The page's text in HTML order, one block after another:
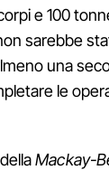
e 100
sarebbe
una
le
Mackay-